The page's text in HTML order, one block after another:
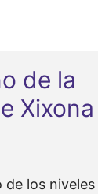
de la
Xixona
de los niveles